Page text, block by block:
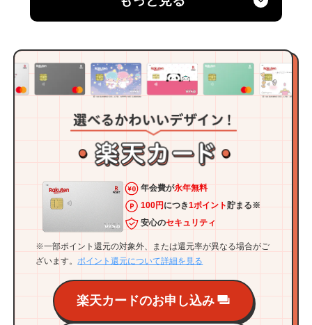
年会費が永年無料
100円につき1ポイント 貯まる※
安心のセキュリティ
※一部ポイント還元の対象外、または還元率が異なる場合がご
ざいます。ポイント還元について詳細を見る
楽天カードのお申し込み